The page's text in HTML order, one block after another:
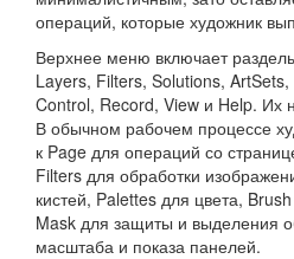
операций, которые художник
Верхнее меню включает
Layers, Filters, Solutions,
Control, Record, View и Help. Их
В обычном рабочем процессе
к Page для операций со
Filters для обработки
кистей, Palettes для цвета,
Mask для защиты и выделения
масштаба и показа панелей.